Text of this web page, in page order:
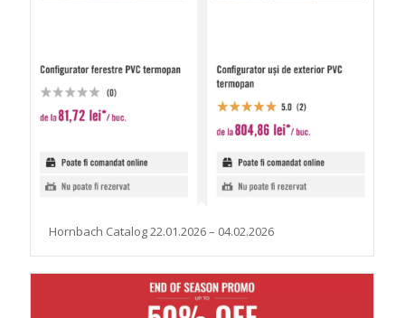
Hornbach Catalog 22.01.2026 – 04.02.2026